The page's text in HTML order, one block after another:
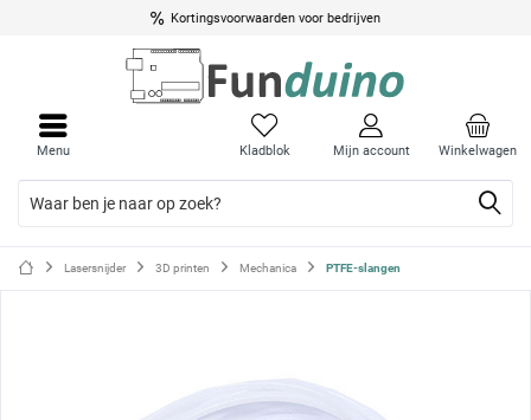
Kortingsvoorwaarden voor bedrijven
Winkelwagen
Kladblok Mijn account
Menu
Lasersnijder 3D printen Mechanica PTFE-slangen